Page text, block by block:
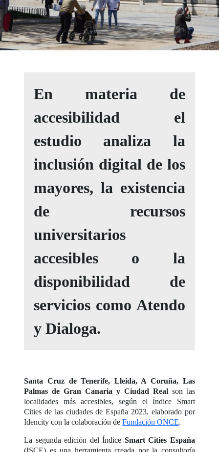
En materia de
accesibilidad el
estudio analiza la
inclusión digital de los
mayores, la existencia
de recursos
universitarios
accesibles o la
disponibilidad de
servicios como Atendo
y Dialoga.
Santa Cruz de Tenerife, Lleida, A Coruña, Las
Palmas de Gran Canaria y Ciudad Realson las
localidades más accesibles, según el Índice Smart
Cities de las ciudades de España 2023, elaborado por
Idencity con la colaboración deFundación ONCE.
La segunda edición del Índice Smart Cities España
(ISCE) es una herramienta creada por la consultoría